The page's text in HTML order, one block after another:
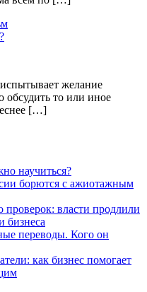
желание
обсудить то или иное
[…]
научиться?
борются с ажиотажным
власти продлили
бизнеса
переводы. Кого он
как бизнес помогает